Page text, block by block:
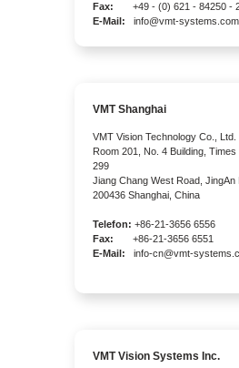
Fax: +49 - (0) 621 - 84250 -
E-Mail:
info@vmt-systems.com
VMT Shanghai
VMT Vision Technology Co., Ltd.
Room 201, No. 4 Building,
299
Jiang Chang West Road, JingAn
200436 Shanghai, China
Telefon: +86-21-3656 6556
Fax:
+86-21-3656 6551
E-Mail: info-cn@vmt-
VMT Vision Systems Inc.